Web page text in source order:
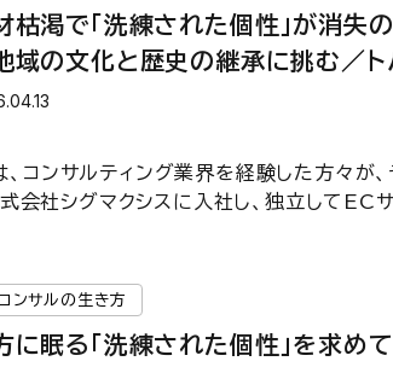
枯渇で「洗練された個性」が消失
域の文化と歴史の継承に挑む／ト
トナーズ 宮田湧太様 インタビュ
ンサルティング業界を経験した方々が、
会社シグマクシスに入社し、独立してEC
ンサルの生き方
に眠る「洗練された個性」を求め